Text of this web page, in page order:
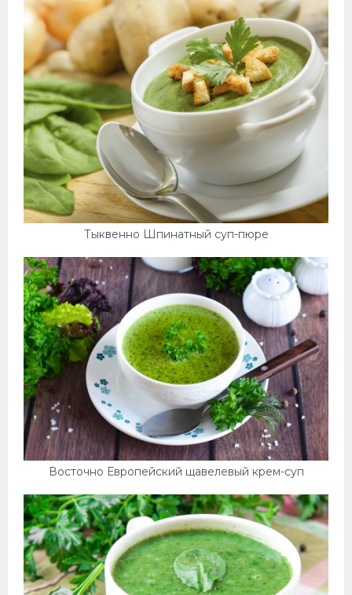
Тыквенно Шпинатный суп-пюре
Восточно Европейский щавелевый крем-суп